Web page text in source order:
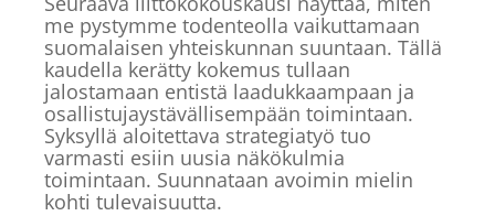
me pystymme todenteolla vaikuttamaan
suomalaisen yhteiskunnan suuntaan. Tällä
kaudella kerätty kokemus tullaan
jalostamaan entistä laadukkaampaan ja
osallistujaystävällisempään toimintaan.
Syksyllä aloitettava strategiatyö tuo
varmasti esiin uusia näkökulmia
toimintaan. Suunnataan avoimin mielin
kohti tulevaisuutta.